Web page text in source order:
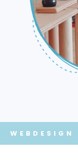
WEBDESIGN